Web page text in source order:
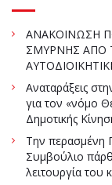
ΑΝΑΚΟΙΝΩΣΗ
ΣΜΥΡΝΗΣ ΑΠΟ
Αναταράξεις
για τον «νόμο
Δημοτικής
Την περασμένη
Συμβούλιο
λειτουργία του